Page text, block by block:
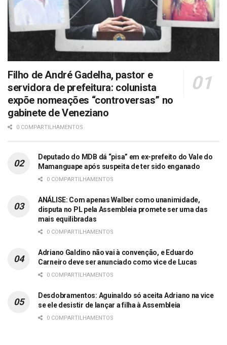
Filho de André Gadelha, pastor e
servidora de prefeitura: colunista
expõe nomeações “controversas” no
gabinete de Veneziano
0 COMPARTILHAMENTOS
Deputado do MDB dá “pisa” em ex-prefeito do Vale do
Mamanguape após suspeita de ter sido enganado
0 COMPARTILHAMENTOS
ANÁLISE: Com apenas Walber como unanimidade,
disputa no PL pela Assembleia promete ser uma das
mais equilibradas
0 COMPARTILHAMENTOS
Adriano Galdino não vai à convenção, e Eduardo
Carneiro deve ser anunciado como vice de Lucas
0 COMPARTILHAMENTOS
Desdobramentos: Aguinaldo só aceita Adriano na vice
se ele desistir de lançar a filha à Assembleia
0 COMPARTILHAMENTOS